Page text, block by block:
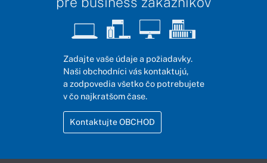
Zadajte vaše údaje a požiadavky.
Naši obchodníci vás kontaktujú,
a zodpovedia všetko čo potrebujete
v čo najkratšom čase.
Kontaktujte OBCHOD